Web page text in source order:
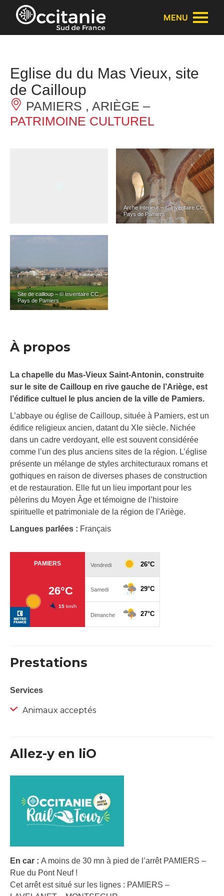
Panneau de gestion des cookies
MENU
Eglise du du Mas Vieux, site
de Cailloup
PAMIERS , ARIÈGE –
PATRIMOINE CULTUREL
Arche interieur – © Inventaire CC
Pays de Pamiers
Site de cailloup – © Inventaire CC
Pays de Pamiers
À propos
La chapelle du Mas-Vieux Saint-Antonin, construite
sur le site de Cailloup en rive gauche de l’Ariège, est
l’édifice cultuel le plus ancien de la ville de Pamiers.
L’abbaye ou église de Cailloup, située à Pamiers, est un
édifice religieux ancien, datant du XIe siècle. Nichée
dans un cadre verdoyant, elle est souvent considérée
comme l’un des plus anciens sites de la région. L’église
présente un mélange de styles architecturaux romans et
gothiques en raison de diverses phases de construction
et de restauration. Elle fut un lieu important pour les
pèlerins du Moyen Âge et témoigne de l’histoire
spirituelle et patrimoniale de la région de l’Ariège.
Langues parlées : Français
Prestations
Services
Animaux acceptés
Allez-y en liO
En car : A moins de 30 mn à pied de l’arrêt PAMIERS –
Rue du Pont Neuf !
Cet arrêt est situé sur les lignes : PAMIERS –